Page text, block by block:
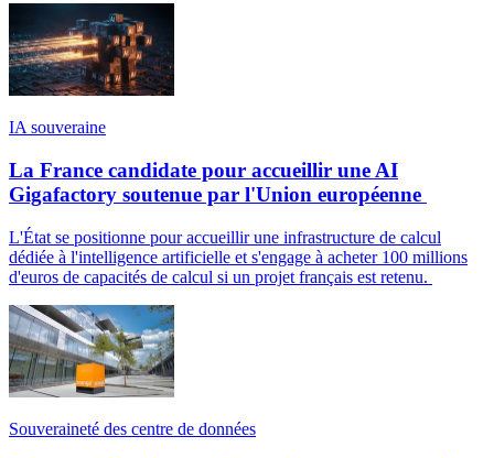
IA souveraine
La France candidate pour accueillir une AI
Gigafactory soutenue par l'Union européenne
L'État se positionne pour accueillir une infrastructure de calcul
dédiée à l'intelligence artificielle et s'engage à acheter 100 millions
d'euros de capacités de calcul si un projet français est retenu.
Souveraineté des centre de données